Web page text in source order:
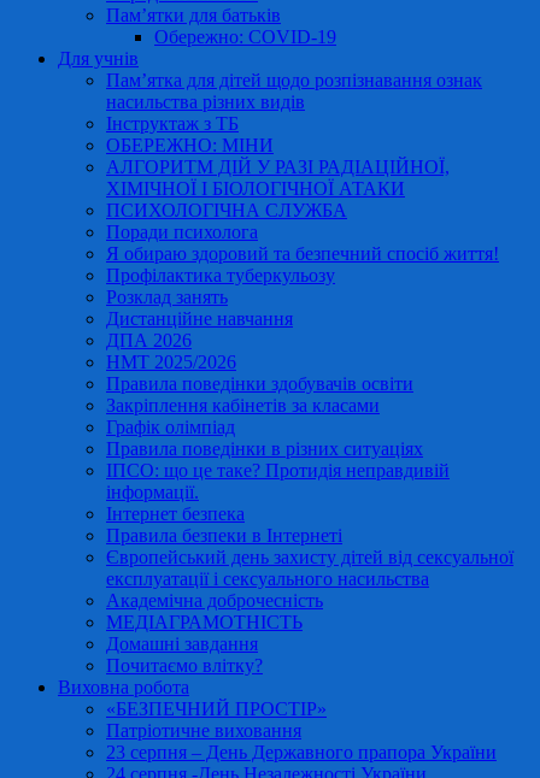
Пам’ятки для батьків
Обережно: COVID-19
Для учнів
Пам’ятка для дітей щодо розпізнавання ознак
насильства різних видів
Інструктаж з ТБ
ОБЕРЕЖНО: МІНИ
АЛГОРИТМ ДІЙ У РАЗІ РАДІАЦІЙНОЇ,
ХІМІЧНОЇ І БІОЛОГІЧНОЇ АТАКИ
ПСИХОЛОГІЧНА СЛУЖБА
Поради психолога
Я обираю здоровий та безпечний спосіб життя!
Профілактика туберкульозу
Розклад занять
Дистанційне навчання
ДПА 2026
НМТ 2025/2026
Правила поведінки здобувачів освіти
Закріплення кабінетів за класами
Графік олімпіад
Правила поведінки в різних ситуаціях
ІПСО: що це таке? Протидія неправдивій
інформації.
Інтернет безпека
Правила безпеки в Інтернеті
Європейський день захисту дітей від сексуальної
експлуатації і сексуального насильства
Академічна доброчесність
МЕДІАГРАМОТНІСТЬ
Домашні завдання
Почитаємо влітку?
Виховна робота
«БЕЗПЕЧНИЙ ПРОСТІР»
Патріотичне виховання
23 серпня – День Державного прапора України
24 серпня -День Незалежності України